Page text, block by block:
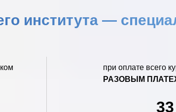
института —
при оплате всего
РАЗОВЫМ